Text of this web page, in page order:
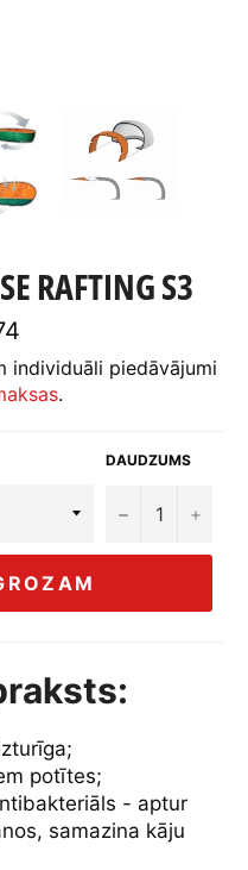
RAFTING S3
individuāli piedāvājumi
.
DAUDZUMS
− +
potītes;
- aptur
samazina kāju